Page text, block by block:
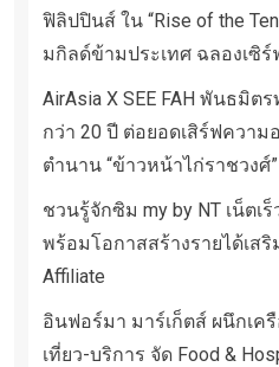
ฟิลิปปินส์ ใน “Rise of the
มกิลด์ข้ามประเทศ ฉลองเซิร์
AirAsia X SEE FAH พันธมิต
กว่า 20 ปี ต่อยอดเสิร์ฟความ
ตำนาน “ข้าวหน้าไก่ราชวง
ชวนรู้จักซิม my by NT เน็ตเ
พร้อมโอกาสสร้างรายได้เสริ
Affiliate
อินฟอร์มา มาร์เก็ตส์ ผนึกเค
เที่ยว-บริการ จัด Food &